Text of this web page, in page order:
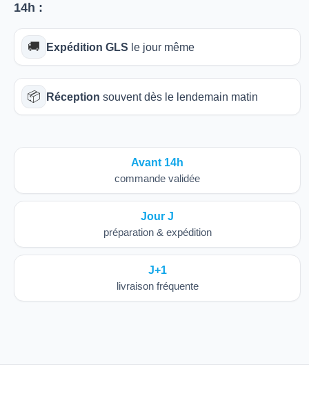
14h :
🚚 Expédition GLS le jour même
📦 Réception souvent dès le lendemain matin
Avant 14h
commande validée
Jour J
préparation & expédition
J+1
livraison fréquente